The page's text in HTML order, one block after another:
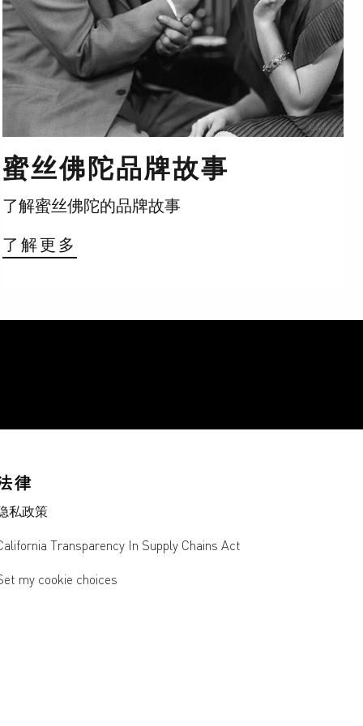
蜜丝佛陀品牌故事
了解蜜丝佛陀的品牌故事
了解更多
律
私政策
Transparency In Supply Chains Act
my cookie choices